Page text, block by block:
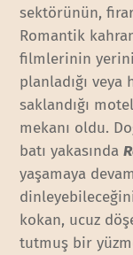
sektörünün,
Romantik
filmlerinin
planladığı veya
saklandığı
mekanı oldu.
batı yakasında
yaşamaya
kokan, ucuz
tutmuş bir